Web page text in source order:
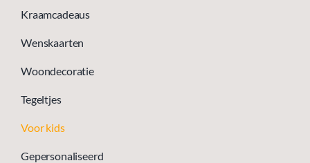
Kraamcadeaus
Wenskaarten
Woondecoratie
Tegeltjes
Voor kids
Gepersonaliseerd